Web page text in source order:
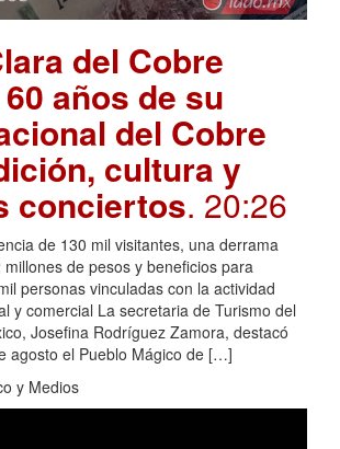
del Cobre
años de su
del Cobre
cultura y
conciertos. 20:26
de 130 mil visitantes, una derrama
de pesos y beneficios para
personas vinculadas con la actividad
y comercial La secretaria de Turismo del
Josefina Rodríguez Zamora, destacó
agosto el Pueblo Mágico de […]
y Medios